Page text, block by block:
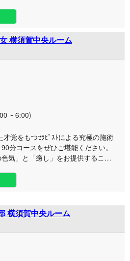
ト空間は、日常の忙しさから解放
大人の方に最適です。アクセスに
のルームにて、洗練された品のあ
寧な施術を行い、お体の疲れを心
おります。
横須賀中央ルーム
~ 6:00)
才覚をもつｾﾗﾋﾟｽﾄによる究極の施術
分コースをぜひご堪能ください。
気」と「癒し」をお提供すること
ね備えたセラピストを厳選いたし
カウンセリングにてお聞きし、最
々としたルーム
提供致します。 恵比寿での
横須賀中央ルーム